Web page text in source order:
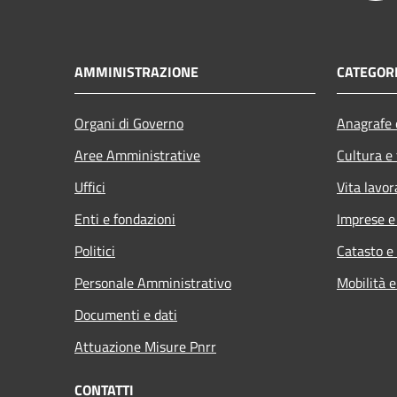
AMMINISTRAZIONE
Organi di Governo
Aree Amministrative
Uffici
Enti e fondazioni
Politici
Personale Amministrativo
Documenti e dati
Attuazione Misure Pnrr
Cultura
Vita
Imprese
Catasto
Mobilità
CONTATTI